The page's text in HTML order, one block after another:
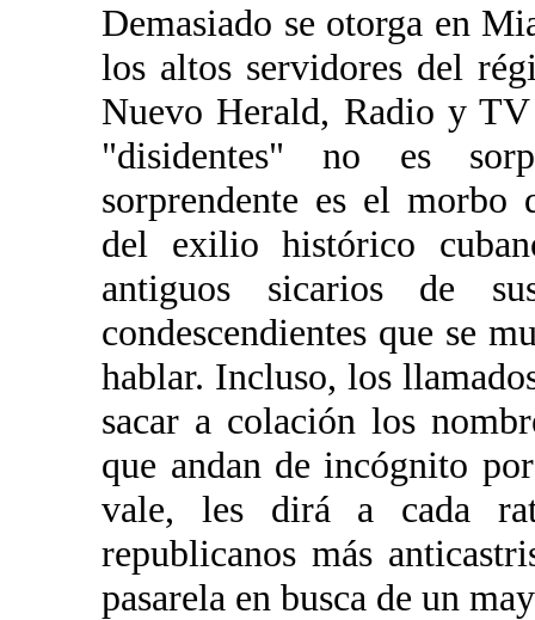
Demasiado se otorga en
los altos servidores del
Nuevo Herald, Radio y
"disidentes" no es
sorprendente es el morbo
del exilio histórico
antiguos sicarios de
condescendientes que se
hablar. Incluso, los
sacar a colación los
que andan de incógnito
vale, les dirá a cada
republicanos más
pasarela en busca de un